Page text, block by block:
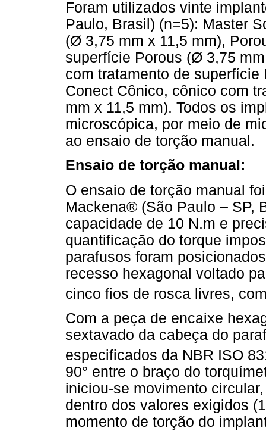
Foram utilizados vinte
Paulo, Brasil) (n=5): Master
(Ø 3,75 mm x 11,5 mm),
superfície Porous (Ø 3,75
com tratamento de
Conect Cônico, cônico com
mm x 11,5 mm). Todos os
microscópica, por meio de
ao ensaio de torção manual.
Ensaio de torção manual:
O ensaio de torção manual
Mackena® (São Paulo – SP,
capacidade de 10 N.m e
quantificação do torque
parafusos foram
recesso hexagonal voltado
cinco fios de rosca livres,
Com a peça de encaixe
sextavado da cabeça do
especificados da NBR ISO
90° entre o braço do
iniciou-se movimento
dentro dos valores exigidos
momento de torção do